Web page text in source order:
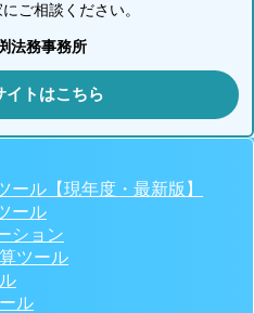
ご相談ください。
法務事務所
イトはこちら
ール【現年度・最新版】
ール
ション
ツール
ル